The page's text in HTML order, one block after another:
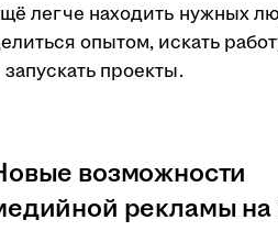
легче находить нужных
опытом, искать
запускать проекты.
возможности
рекламы на